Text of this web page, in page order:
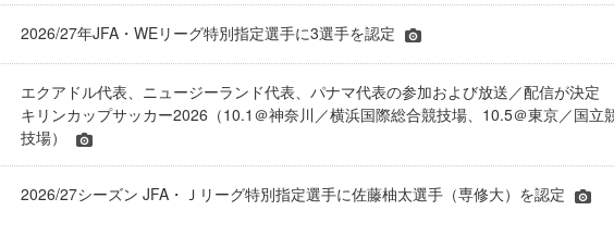
2026/27年JFA・WEリーグ特別指定選手に3選手を認定
エクアドル代表、ニュージーランド代表、パナマ代表の参加および放送／配信が決定
キリンカップサッカー2026（10.1＠神奈川／横浜国際総合競技場、10.5＠東京／国立
技場）
2026/27シーズン JFA・Ｊリーグ特別指定選手に佐藤柚太選手（専修大）を認定